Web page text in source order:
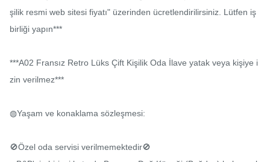
şilik resmi web sitesi fiyatı" üzerinden ücretlendirilirsiniz. Lütfen iş
birliği yapın***
***A02 Fransız Retro Lüks Çift Kişilik Oda İlave yatak veya kişiye i
zin verilmez***
◍Yaşam ve konaklama sözleşmesi:
🚫Özel oda servisi verilmemektedir🚫